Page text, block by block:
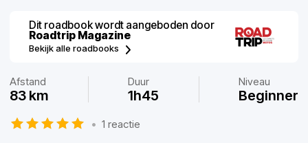
Dit roadbook wordt aangeboden door
Roadtrip Magazine
Bekijk alle roadbooks
Afstand
83 km
Duur
1h45
Niveau
Beginner
• 1 reactie